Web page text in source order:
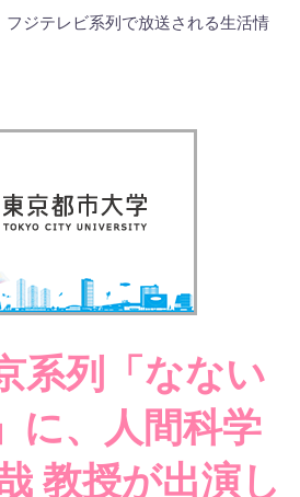
フジテレビ系列で放送される生活情
系列「なない
に、人間科学
教授が出演し